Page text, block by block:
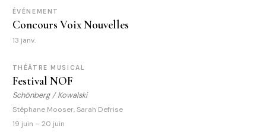
ÉVÉNEMENT
Concours Voix Nouvelles
13 janv.
THÉÂTRE MUSICAL
Festival NOF
Schönberg / Kowalski
Stéphane Mooser, Sarah Defrise
19 juin – 20 juin